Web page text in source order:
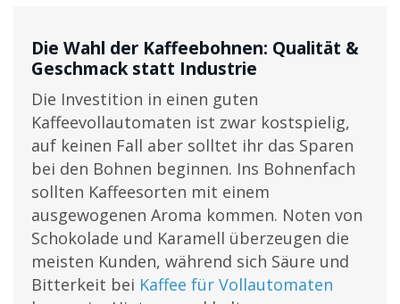
Die Wahl der Kaffeebohnen: Qualität &
Geschmack statt Industrie
Die Investition in einen guten
Kaffeevollautomaten ist zwar kostspielig,
auf keinen Fall aber solltet ihr das Sparen
bei den Bohnen beginnen. Ins Bohnenfach
sollten Kaffeesorten mit einem
ausgewogenen Aroma kommen. Noten von
Schokolade und Karamell überzeugen die
meisten Kunden, während sich Säure und
Bitterkeit bei Kaffee für Vollautomaten